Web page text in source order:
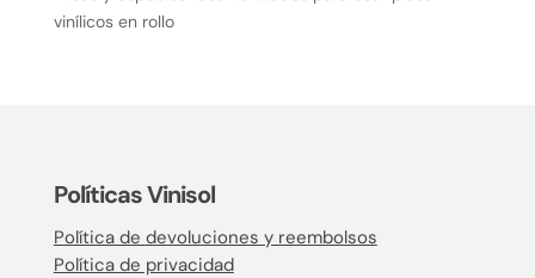
vinílicos en rollo
Políticas Vinisol
Política de devoluciones y reembolsos
Política de privacidad